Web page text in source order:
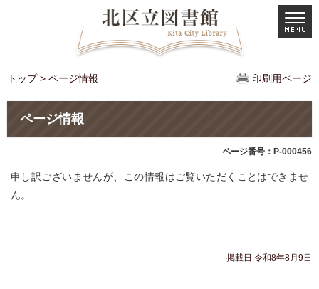
印刷用ページ
トップ> ページ情報
ページ情報
ページ番号：P-000456
申し訳ございませんが、この情報はご覧いただくことはできませ
ん。
掲載日 令和8年8月9日